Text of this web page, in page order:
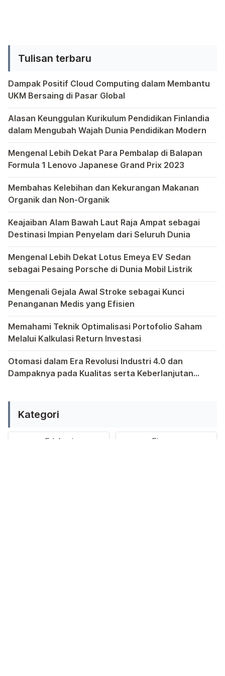
Tulisan terbaru
Dampak Positif Cloud Computing dalam Membantu
UKM Bersaing di Pasar Global
Dalam era globalisasi yang semakin kompetitif,
Alasan Keunggulan Kurikulum Pendidikan Finlandia
dalam Mengubah Wajah Dunia Pendidikan Modern
Dalam dunia pendidikan modern, tak ada yang lebih
Mengenal Lebih Dekat Para Pembalap di Balapan
Formula 1 Lenovo Japanese Grand Prix 2023
Dalam dunia balap Formula 1, setiap Grand Prix memiliki
Membahas Kelebihan dan Kekurangan Makanan
Organik dan Non-Organik
Dalam upaya mencari asupan makanan yang lebih
Keajaiban Alam Bawah Laut Raja Ampat sebagai
Destinasi Impian Penyelam dari Seluruh Dunia
Raja Ampat, sebuah permata tersembunyi di Indonesia,
Mengenal Lebih Dekat Lotus Emeya EV Sedan
sebagai Pesaing Porsche di Dunia Mobil Listrik
Bagi pecinta otomotif mungkin perlu kiranya mengenal
Mengenali Gejala Awal Stroke sebagai Kunci
Penanganan Medis yang Efisien
Bagi yang memiliki anggota keluarga yang berpotensi
Memahami Teknik Optimalisasi Portofolio Saham
Melalui Kalkulasi Return Investasi
Kewajiban untuk memahami teknik optimalisasi portofolio
Otomasi dalam Era Revolusi Industri 4.0 dan
Dampaknya pada Kualitas serta Keberlanjutan
Kategori
Edukasi Finance